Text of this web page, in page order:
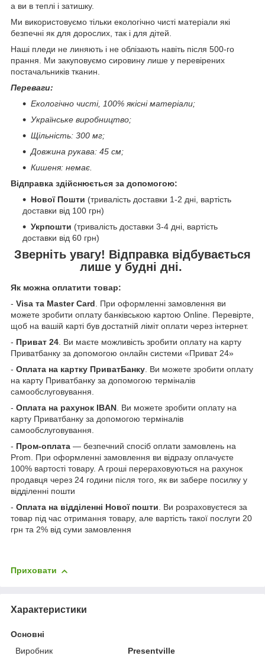
а ви в теплі і затишку.
Ми використовуємо тільки екологічно чисті матеріали які
безпечні як для дорослих, так і для дітей.
Наші пледи не линяють і не облізають навіть після 500-го
прання. Ми закуповуємо сировину лише у перевірених
постачальників тканин.
Переваги:
Екологічно чисті, 100% якісні матеріали;
Українське виробництво;
Щільність: 300 мг;
Довжина рукава: 45 см;
Кишеня: немає.
Відправка здійснюється за допомогою:
Нової Пошти (тривалість доставки 1-2 дні, вартість
доставки від 100 грн)
Укрпошти (тривалість доставки 3-4 дні, вартість
доставки від 60 грн)
Зверніть увагу! Відправка відбувається
лише у будні дні.
Як можна оплатити товар:
- Visa та Master Card. При оформленні замовлення ви
можете зробити оплату банківською картою Online. Перевірте,
щоб на вашій карті був достатній ліміт оплати через інтернет.
- Приват 24. Ви маєте можливість зробити оплату на карту
Приватбанку за допомогою онлайн системи «Приват 24»
- Оплата на картку ПриватБанку. Ви можете зробити оплату
на карту Приватбанку за допомогою терміналів
самообслуговування.
- Оплата на рахунок IBAN. Ви можете зробити оплату на
карту Приватбанку за допомогою терміналів
самообслуговування.
- Пром-оплата — безпечний спосіб оплати замовлень на
Prom. При оформленні замовлення ви відразу оплачуєте
100% вартості товару. А гроші перераховуються на рахунок
продавця через 24 години після того, як ви забере посилку у
відділенні пошти
- Оплата на відділенні Нової пошти. Ви розраховуєтеся за
товар під час отримання товару, але вартість такої послуги 20
грн та 2% від суми замовлення
Приховати
Характеристики
Основні
Виробник
Presentville